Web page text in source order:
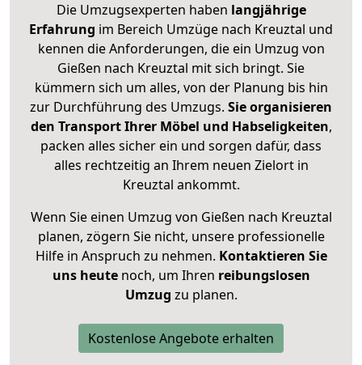
Die Umzugsexperten haben langjährige
Erfahrung im Bereich Umzüge nach Kreuztal und
kennen die Anforderungen, die ein Umzug von
Gießen nach Kreuztal mit sich bringt. Sie
kümmern sich um alles, von der Planung bis hin
zur Durchführung des Umzugs. Sie organisieren
den Transport Ihrer Möbel und Habseligkeiten,
packen alles sicher ein und sorgen dafür, dass
alles rechtzeitig an Ihrem neuen Zielort in
Kreuztal ankommt.
Wenn Sie einen Umzug von Gießen nach Kreuztal
planen, zögern Sie nicht, unsere professionelle
Hilfe in Anspruch zu nehmen. Kontaktieren Sie
uns heutenoch, um Ihren reibungslosen
Umzug zu planen.
Kostenlose Angebote erhalten